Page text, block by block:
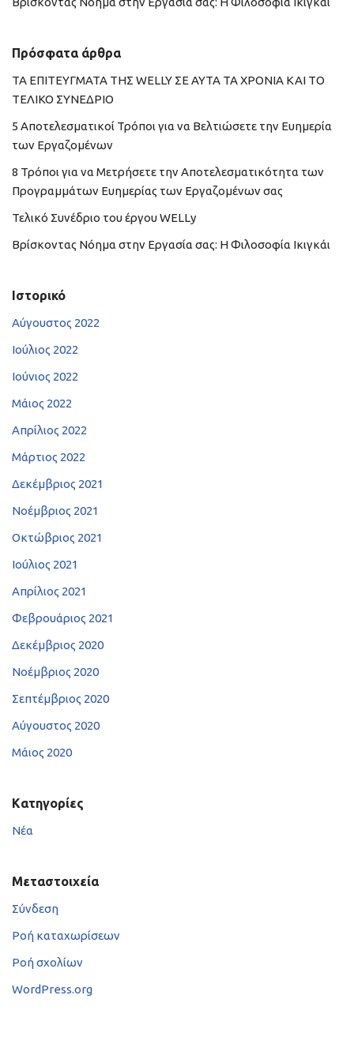
Πρόσφατα άρθρα
ΤΑ ΕΠΙΤΕΥΓΜΑΤΑ ΤΗΣ WELLY ΣΕ ΑΥΤΑ ΤΑ ΧΡΟΝΙΑ ΚΑΙ ΤΟ
ΤΕΛΙΚΟ ΣΥΝΕΔΡΙΟ
5 Αποτελεσματικοί Τρόποι για να Βελτιώσετε την Ευημερία
των Εργαζομένων
8 Τρόποι για να Μετρήσετε την Αποτελεσματικότητα των
Προγραμμάτων Ευημερίας των Εργαζομένων σας
Τελικό Συνέδριο του έργου WELLy
Βρίσκοντας Νόημα στην Εργασία σας: Η Φιλοσοφία Ικιγκάι
Ιστορικό
Αύγουστος 2022
Ιούλιος 2022
Ιούνιος 2022
Μάιος 2022
Απρίλιος 2022
Μάρτιος 2022
Δεκέμβριος 2021
Νοέμβριος 2021
Οκτώβριος 2021
Ιούλιος 2021
Απρίλιος 2021
Φεβρουάριος 2021
Δεκέμβριος 2020
Νοέμβριος 2020
Σεπτέμβριος 2020
Αύγουστος 2020
Μάιος 2020
Kατηγορίες
Νέα
Μεταστοιχεία
Σύνδεση
Ροή καταχωρίσεων
Ροή σχολίων
WordPress.org